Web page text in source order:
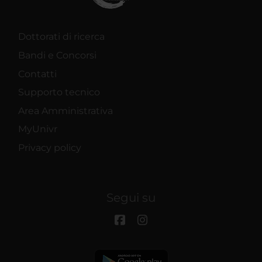
Dottorati di ricerca
Bandi e Concorsi
Contatti
Supporto tecnico
Area Amministrativa
MyUnivr
Privacy policy
Segui su